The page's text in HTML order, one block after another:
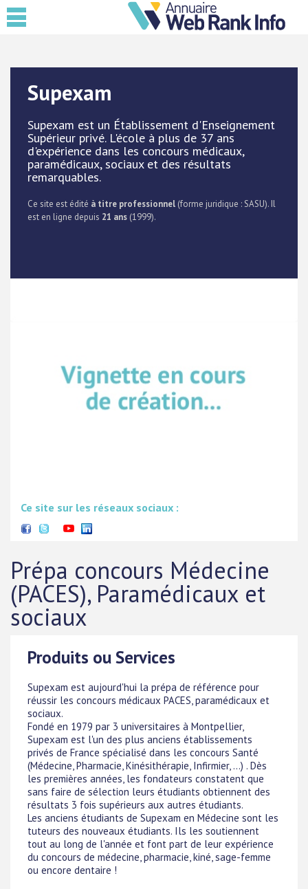
Supexam
Supexam est un Établissement d'Enseignement
Supérieur privé. L'école à plus de 37 ans
d'expérience dans les concours médicaux,
paramédicaux, sociaux et des résultats
remarquables.
Ce site est édité à titre professionnel (forme juridique : SASU). Il
est en ligne depuis 21 ans (1999).
Ce site sur les réseaux sociaux :
Prépa concours Médecine
(PACES), Paramédicaux et
sociaux
Produits ou Services
Supexam est aujourd'hui la prépa de référence pour
réussir les concours médicaux PACES, paramédicaux et
sociaux.
Fondé en 1979 par 3 universitaires à Montpellier,
Supexam est l'un des plus anciens établissements
privés de France spécialisé dans les concours Santé
(Médecine, Pharmacie, Kinésithérapie, Infirmier, ...) . Dès
les premières années, les fondateurs constatent que
sans faire de sélection leurs étudiants obtiennent des
résultats 3 fois supérieurs aux autres étudiants.
Les anciens étudiants de Supexam en Médecine sont les
tuteurs des nouveaux étudiants. Ils les soutiennent
tout au long de l'année et font part de leur expérience
du concours de médecine, pharmacie, kiné, sage-femme
ou encore dentaire !